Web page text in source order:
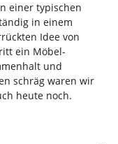
einer typischen
in einem
Idee von
ein Möbel-
und
schräg waren wir
heute noch.